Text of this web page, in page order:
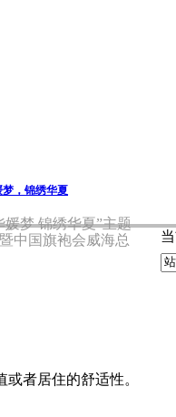
梦，锦绣华夏
媛梦 锦绣华夏”主题
中国旗袍会威海总
者居住的舒适性。